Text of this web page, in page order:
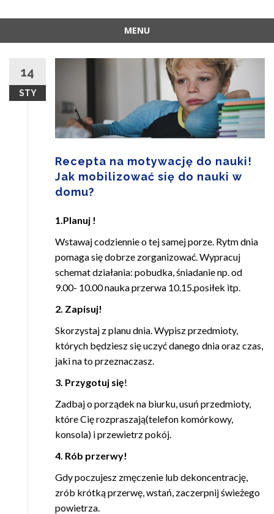
MENU
content
14
STY
Recepta na motywację do nauki!
Jak mobilizować się do nauki w
domu?
1.Planuj !
Wstawaj codziennie o tej samej porze. Rytm dnia
pomaga się dobrze zorganizować. Wypracuj
schemat działania: pobudka, śniadanie np. od
9.00- 10.00 nauka przerwa 10.15.posiłek itp.
2. Zapisuj!
Skorzystaj z planu dnia. Wypisz przedmioty,
których będziesz się uczyć danego dnia oraz czas,
jaki na to przeznaczasz.
3. Przygotuj się!
Zadbaj o porządek na biurku, usuń przedmioty,
które Cię rozpraszają(telefon komórkowy,
konsola) i przewietrz pokój.
4. Rób przerwy!
Gdy poczujesz zmęczenie lub dekoncentrację,
zrób krótką przerwę, wstań, zaczerpnij świeżego
powietrza.